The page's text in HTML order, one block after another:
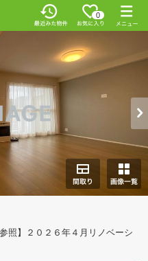
0
照】２０２６年４月リノベーシ